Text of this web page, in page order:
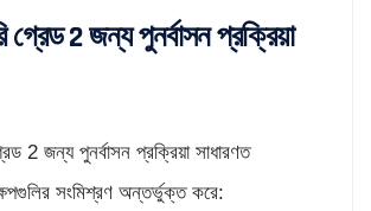
2 জন্য পুনর্বাসন প্রক্রিয়া
2 জন্য পুনর্বাসন প্রক্রিয়া সাধারণত
সংমিশ্রণ অন্তর্ভুক্ত করে: